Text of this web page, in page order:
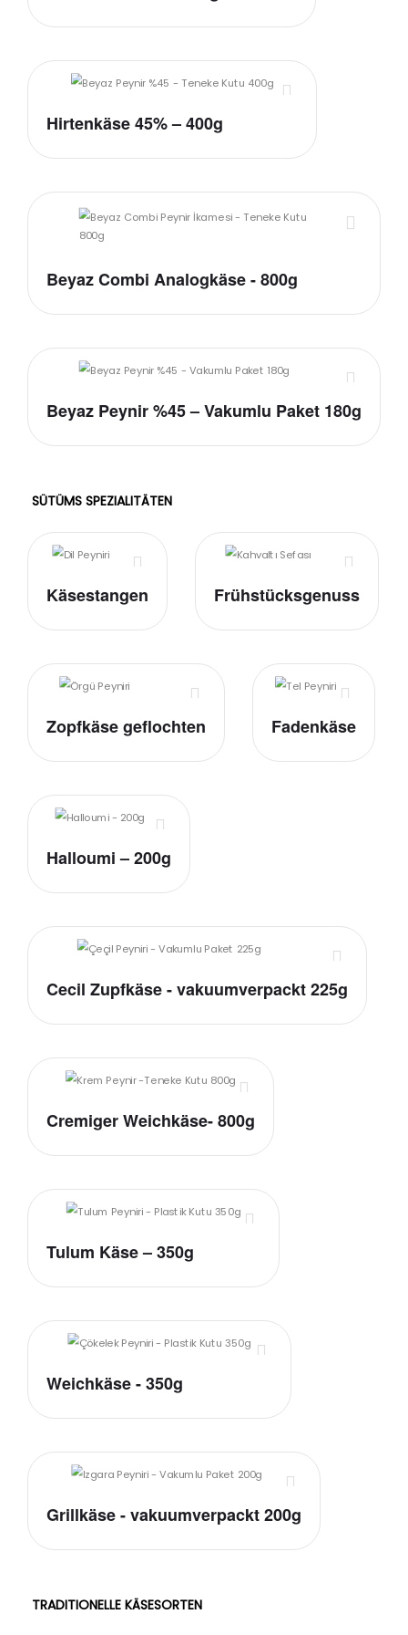
Hirtenkäse 45% – 400g
Beyaz Combi Analogkäse - 800g
Beyaz Peynir %45 – Vakumlu Paket 180g
SÜTÜMS SPEZIALITÄTEN
Käsestangen Frühstücksgenuss
Zopfkäse geflochten Fadenkäse
Halloumi – 200g
Cecil Zupfkäse - vakuumverpackt 225g
Cremiger Weichkäse- 800g
Tulum Käse – 350g
Weichkäse - 350g
Grillkäse - vakuumverpackt 200g
TRADITIONELLE KÄSESORTEN